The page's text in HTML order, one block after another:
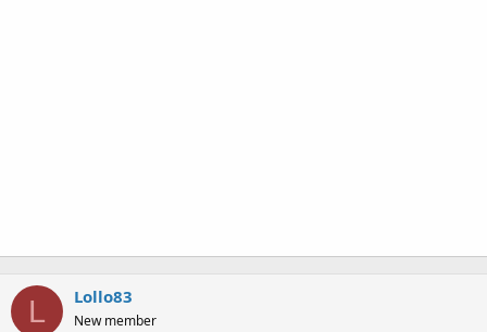
L Lollo83
New member